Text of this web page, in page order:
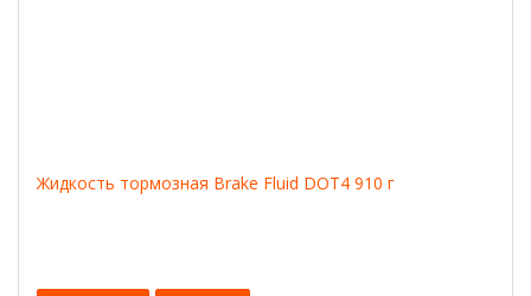
Жидкость тормозная Brake Fluid DOT4 910 г